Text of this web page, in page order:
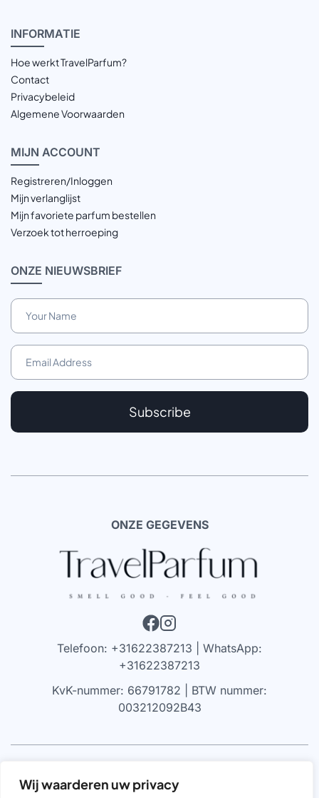
Wij waarderen uw privacy
INFORMATIE
Hoe werkt TravelParfum?
Contact
Privacybeleid
Algemene Voorwaarden
MIJN ACCOUNT
Registreren/Inloggen
Mijn verlanglijst
Mijn favoriete parfum bestellen
Verzoek tot herroeping
ONZE NIEUWSBRIEF
Subscribe
ONZE GEGEVENS
Telefoon: +31622387213 | WhatsApp:
+31622387213
KvK-nummer: 66791782 | BTW nummer:
003212092B43
VRIJWARING